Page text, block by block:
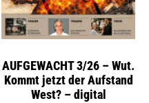
AUFGEWACHT 3/26 – Wut.
Kommt jetzt der Aufstand
West? – digital